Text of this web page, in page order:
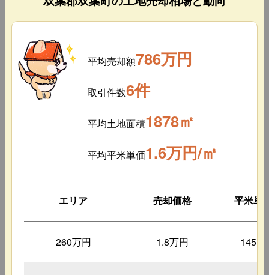
平均売却額786万円
取引件数6件
平均土地面積1878㎡
平均平米単価1.6万円/㎡
エリア 売却価格 平米単
260万円 1.8万円 145㎡